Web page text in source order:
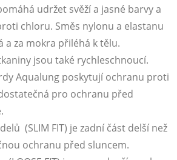
udržet svěží a jasné barvy a
chloru. Směs nylonu a elastanu
a za mokra přiléhá k tělu.
jsou také rychleschnoucí.
Aqualung poskytují ochranu proti
pro ochranu před
(SLIM FIT) je zadní část delší než
ochranu před sluncem.